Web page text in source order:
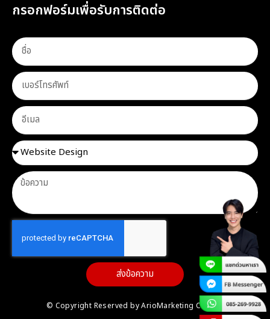
กรอกฟอร์มเพื่อรับการติดต่อ
ส่งข้อความ
© Copyright Reserved by ArioMarketing Co.,Ltd.